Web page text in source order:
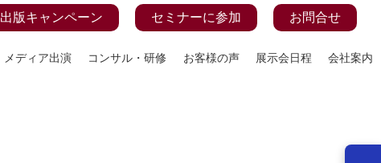
出版キャンペーン セミナーに参加 お問合せ
メディア出演 コンサル・研修 お客様の声 展示会日程 会社案内